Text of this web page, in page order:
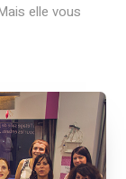
elle vous